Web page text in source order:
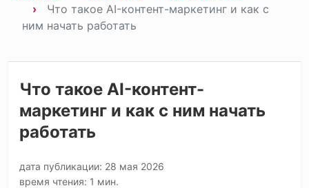
Что такое AI-контент-маркетинг и как с
ним начать работать
Что такое AI-контент-
маркетинг и как с ним начать
работать
дата публикации: 28 мая 2026
время чтения: 1 мин.